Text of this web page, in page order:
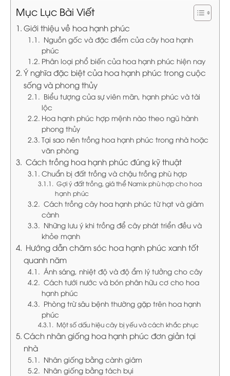
Mục Lục Bài Viết
Giới thiệu về hoa hạnh phúc
Nguồn gốc và đặc điểm của cây hoa hạnh
phúc
Phân loại phổ biến của hoa hạnh phúc hiện nay
Ý nghĩa đặc biệt của hoa hạnh phúc trong cuộc
sống và phong thủy
Biểu tượng của sự viên mãn, hạnh phúc và tài
lộc
Hoa hạnh phúc hợp mệnh nào theo ngũ hành
phong thủy
Tại sao nên trồng hoa hạnh phúc trong nhà hoặc
văn phòng
Cách trồng hoa hạnh phúc đúng kỹ thuật
Chuẩn bị đất trồng và chậu trồng phù hợp
Gợi ý đất trồng, giá thể Namix phù hợp cho hoa
hạnh phúc
Cách trồng cây hoa hạnh phúc từ hạt và giâm
cành
Những lưu ý khi trồng để cây phát triển đều và
khỏe mạnh
Hướng dẫn chăm sóc hoa hạnh phúc xanh tốt
quanh năm
Ánh sáng, nhiệt độ và độ ẩm lý tưởng cho cây
Cách tưới nước và bón phân hữu cơ cho hoa
hạnh phúc
Phòng trừ sâu bệnh thường gặp trên hoa hạnh
phúc
Một số dấu hiệu cây bị yếu và cách khắc phục
Cách nhân giống hoa hạnh phúc đơn giản tại
nhà
Nhân giống bằng cành giâm
Nhân giống bằng tách bụi